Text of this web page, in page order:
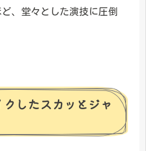
、堂々とした演技に圧倒
したスカッとジャ